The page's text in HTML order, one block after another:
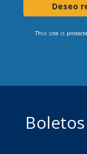
Deseo
This site is